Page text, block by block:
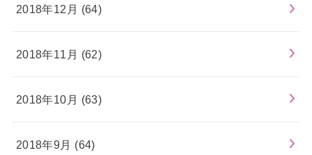
2018年12月 (64)
2018年11月 (62)
2018年10月 (63)
2018年9月 (64)